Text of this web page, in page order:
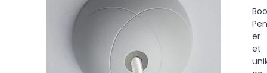
er
et